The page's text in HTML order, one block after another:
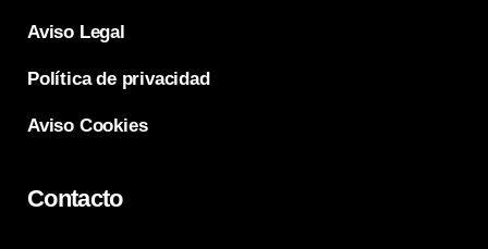
Aviso Legal
Política de privacidad
Aviso Cookies
Contacto